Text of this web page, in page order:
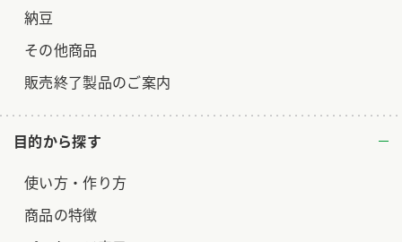
納豆
その他商品
販売終了製品のご案内
目的から探す
使い方・作り方
商品の特徴